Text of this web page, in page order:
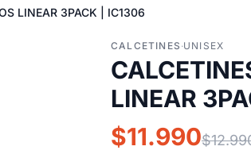
LINEAR 3PACK | IC1306
CALCETINES ·UNISEX
LINEAR
$11.990